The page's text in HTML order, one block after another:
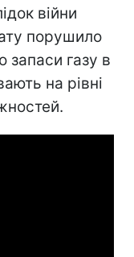
війни
порушило
запаси газу в
на рівні